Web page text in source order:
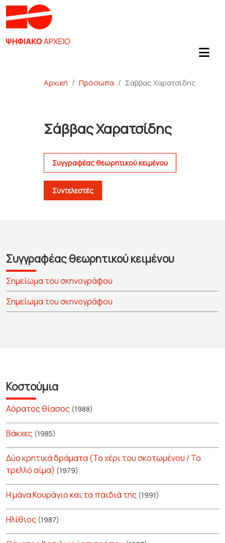
Αρχική Πρόσωπα Σάββας Χαρατσίδης
Σάββας Χαρατσίδης
Συγγραφέας θεωρητικού κειμένου
Συντελεστές
Συγγραφέας θεωρητικού κειμένου
Σημείωμα του σκηνογράφου
Σημείωμα του σκηνογράφου
Κοστούμια
Αόρατος θίασος (1988)
Βάκχες (1985)
Δύο κρητικά δράματα (Το χέρι του σκοτωμένου / Το
τρελλό αίμα) (1979)
Η μάνα Κουράγιο και τα παιδιά της (1991)
Ηλίθιος (1987)